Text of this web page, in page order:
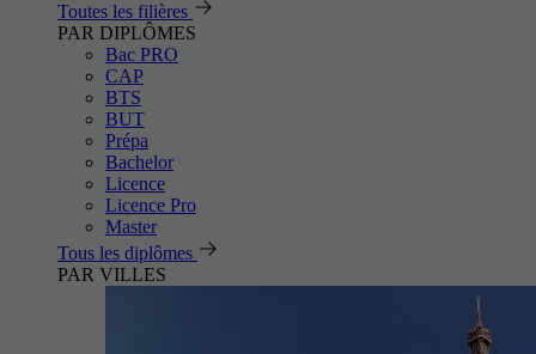
Toutes les filières
PAR DIPLÔMES
Bac PRO
CAP
BTS
BUT
Prépa
Bachelor
Licence
Licence Pro
Master
Tous les diplômes
PAR VILLES